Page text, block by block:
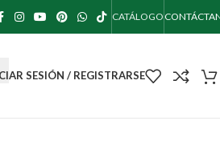
CATÁLOGO
SESIÓN / REGISTRARSE